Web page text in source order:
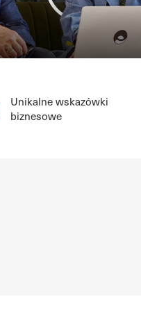
Unikalne wskazówki
biznesowe